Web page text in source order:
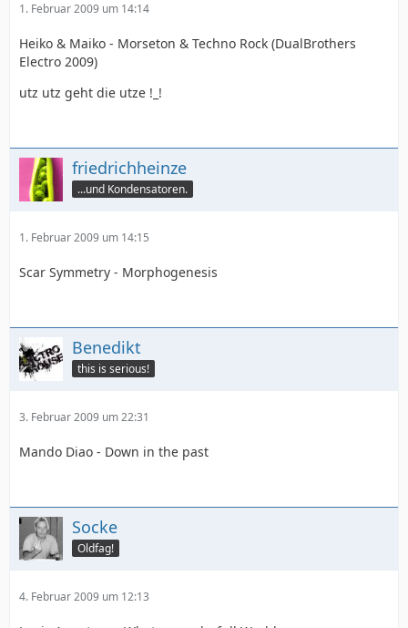
1. Februar 2009 um 14:14
Heiko & Maiko - Morseton & Techno Rock (DualBrothers
Electro 2009)
utz utz geht die utze !_!
friedrichheinze
...und Kondensatoren.
1. Februar 2009 um 14:15
Scar Symmetry - Morphogenesis
Benedikt
this is serious!
3. Februar 2009 um 22:31
Mando Diao - Down in the past
Socke
Oldfag!
4. Februar 2009 um 12:13